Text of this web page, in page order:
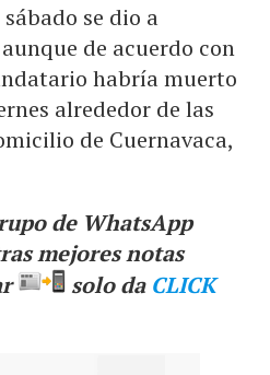
se dio a
de acuerdo con
habría muerto
alrededor de las
de Cuernavaca,
de WhatsApp
mejores notas
solo da CLICK